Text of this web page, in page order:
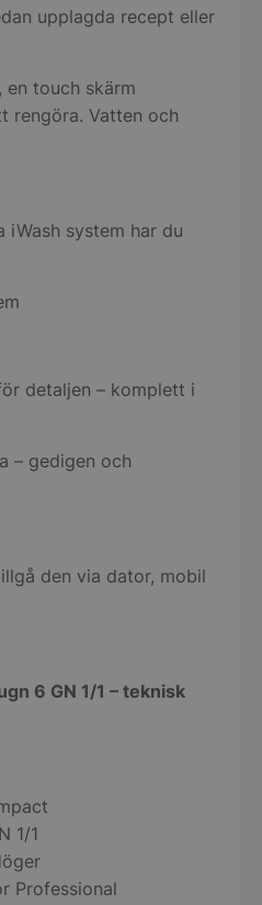
upplagda recept eller
en touch skärm
rengöra. Vatten och
iWash system har du
detaljen – komplett i
– gedigen och
den via dator, mobil
6 GN 1/1 – teknisk
1/1
Professional